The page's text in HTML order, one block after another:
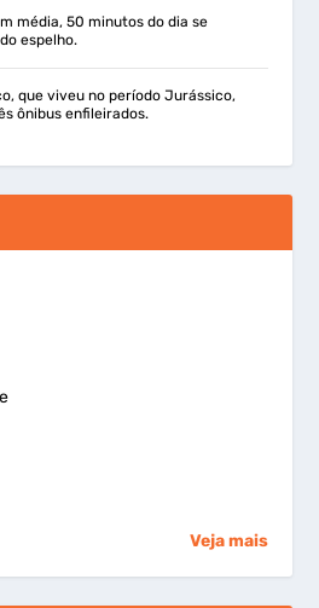
média, 50 minutos do dia se
espelho.
que viveu no período Jurássico,
ônibus enfileirados.
Veja mais